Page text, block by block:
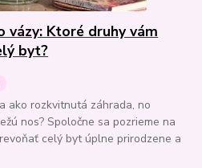
vázy: Ktoré druhy vám
byt?
ako rozkvitnutá záhrada, no
nos? Spoločne sa pozrieme na
celý byt úplne prirodzene a